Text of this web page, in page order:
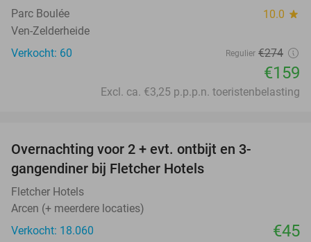
Parc Boulée 10.0 star
Ven-Zelderheide
Verkocht: 60
Regulier €274
€159
Excl. ca. €3,25 p.p.p.n. toeristenbelasting
Overnachting voor 2 + evt. ontbijt en 3-
gangendiner bij Fletcher Hotels
Fletcher Hotels
Arcen (+ meerdere locaties)
Verkocht: 18.060
€45